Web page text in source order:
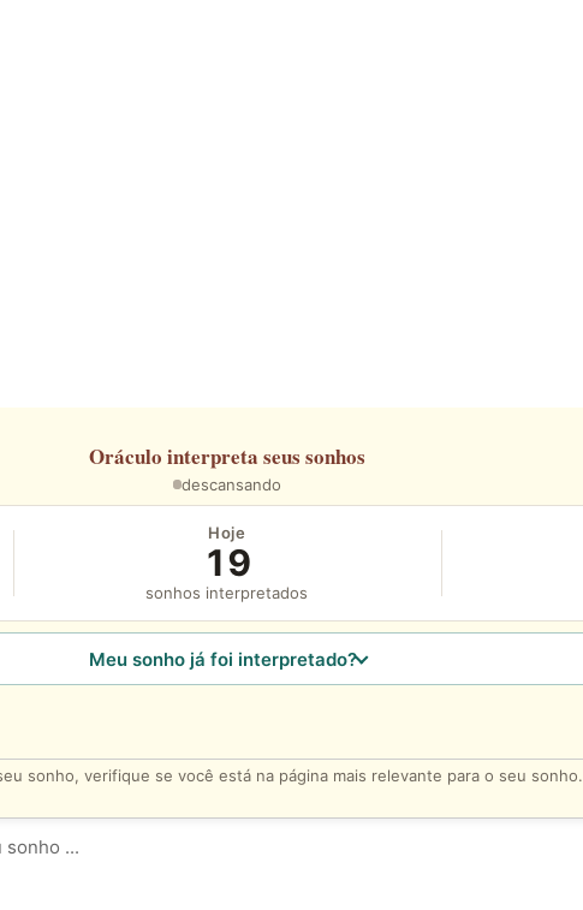
Oráculo interpreta seus sonhos
descansando
Hoje
19
sonhos interpretados
Meu sonho já foi interpretado?
sonho, verifique se você está na página mais relevante para o seu sonho.